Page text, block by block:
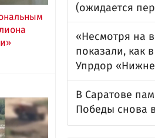
(ожидается
«Несмотря на
показали, как
Упрдор
В Саратове
Победы снова